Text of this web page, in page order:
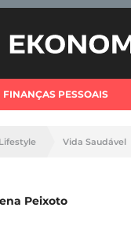
FINANÇAS PESSOAIS
Lifestyle Vida Saudável
Peixoto